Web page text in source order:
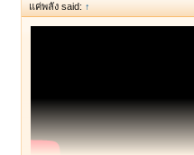
แค่พลัง said: ↑